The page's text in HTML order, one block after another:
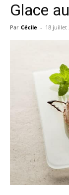
Glace
Par Cécile - 18 juillet